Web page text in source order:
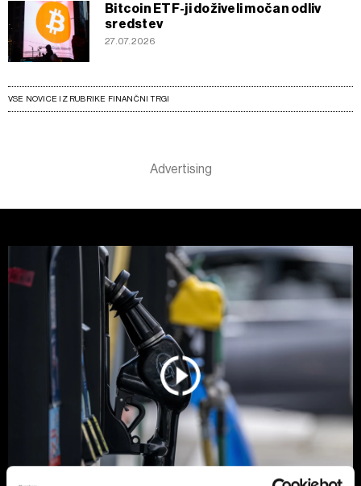
Bitcoin ETF-ji doživeli močan odliv
sredstev
27.07.2026
VSE NOVICE IZ RUBRIKE FINANČNI TRGI